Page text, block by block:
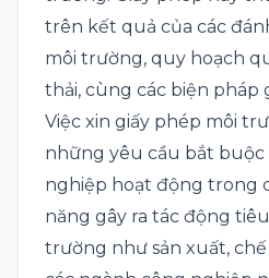
trên kết quả của các
môi trường, quy hoạch
thải, cùng các biện pháp
Việc xin giấy phép môi
những yêu cầu bắt buộc
nghiệp hoạt động trong
năng gây ra tác động
trường như sản xuất, chế